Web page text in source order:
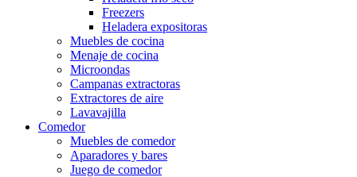
Freezers
Heladera expositoras
Muebles de cocina
Menaje de cocina
Microondas
Campanas extractoras
Extractores de aire
Lavavajilla
Comedor
Muebles de comedor
Aparadores y bares
Juego de comedor